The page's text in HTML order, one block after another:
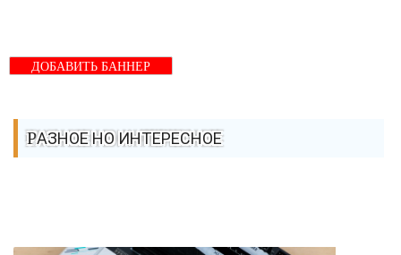
ДОБАВИТЬ БАННЕР
РАЗНОЕ НО ИНТЕРЕСНОЕ